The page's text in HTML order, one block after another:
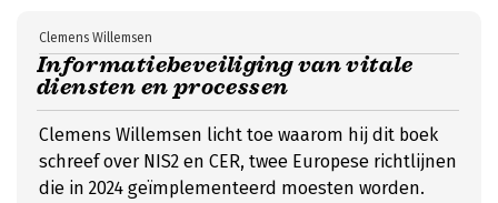
Informatiebeveiliging van vitale
diensten en processen
Clemens Willemsen
Clemens Willemsen licht toe waarom hij dit boek
schreef over NIS2 en CER, twee Europese richtlijnen
die in 2024 geïmplementeerd moesten worden.